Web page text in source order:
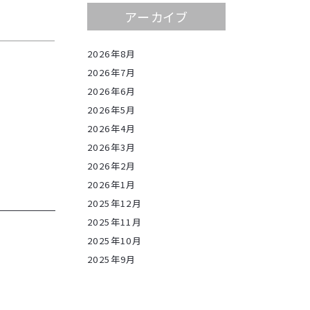
アーカイブ
2026年8月
2026年7月
2026年6月
2026年5月
2026年4月
2026年3月
2026年2月
2026年1月
2025年12月
2025年11月
2025年10月
2025年9月